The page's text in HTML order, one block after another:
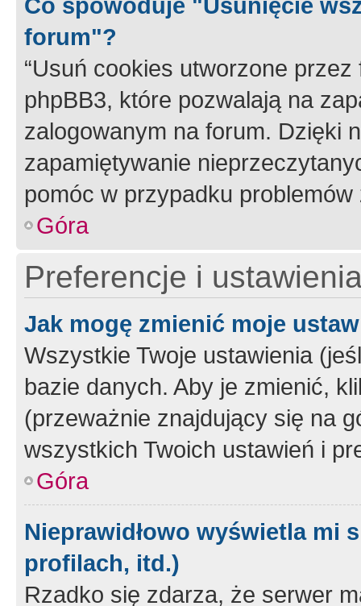
forum"?
“Usuń cookies utworzone
phpBB3, które pozwalają na
zalogowanym na forum. Dzięki
zapamiętywanie
pomóc w przypadku
Góra
Preferencje i
Jak mogę zmienić moje
Wszystkie Twoje ustawienia
bazie danych. Aby je zmienić,
(przeważnie znajdujący się na
wszystkich Twoich ustawień i
Góra
Nieprawidłowo wyświetla mi
profilach, itd.)
Rzadko się zdarza, że serwer